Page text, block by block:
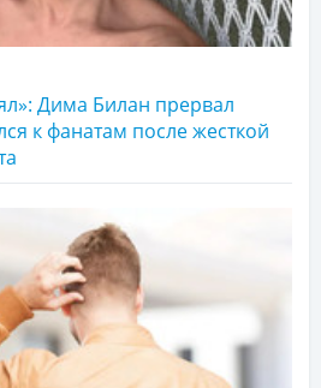
Дима Билан прервал
к фанатам после жесткой